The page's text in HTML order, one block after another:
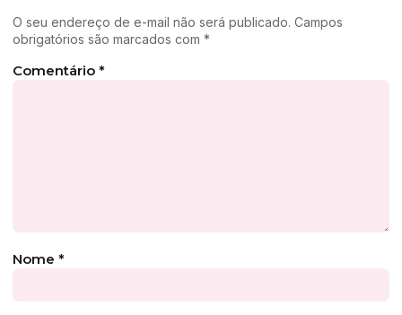
O seu endereço de e-mail não será publicado. Campos
obrigatórios são marcados com *
Comentário *
Nome *